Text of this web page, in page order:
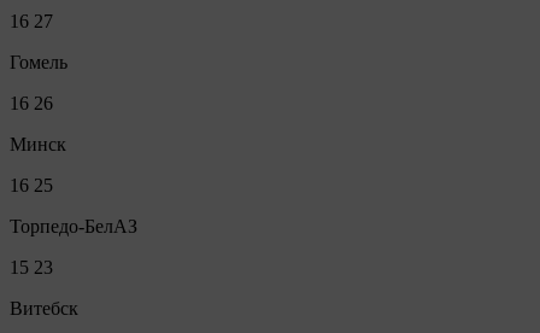
16 27
Гомель
16 26
Минск
16 25
Торпедо-БелАЗ
15 23
Витебск